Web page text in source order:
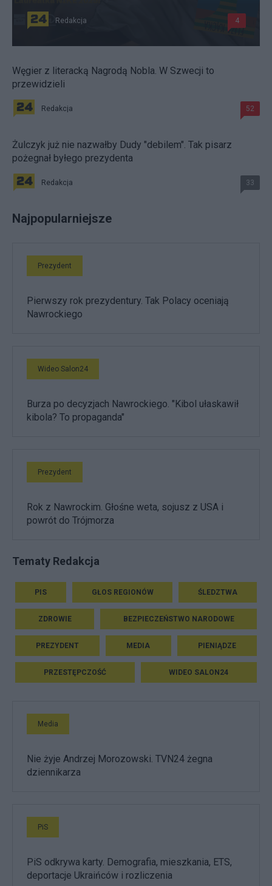
Redakcja 4
Węgier z literacką Nagrodą Nobla. W Szwecji to
przewidzieli
Redakcja 52
Żulczyk już nie nazwałby Dudy "debilem". Tak pisarz
pożegnał byłego prezydenta
Redakcja 33
Najpopularniejsze
Prezydent
Pierwszy rok prezydentury. Tak Polacy oceniają
Nawrockiego
Wideo Salon24
Burza po decyzjach Nawrockiego. "Kibol ułaskawił
kibola? To propaganda"
Prezydent
Rok z Nawrockim. Głośne weta, sojusz z USA i
powrót do Trójmorza
Tematy Redakcja
PIS GŁOS REGIONÓW ŚLEDZTWA
ZDROWIE BEZPIECZEŃSTWO NARODOWE
PREZYDENT MEDIA PIENIĄDZE
PRZESTĘPCZOŚĆ WIDEO SALON24
Media
Nie żyje Andrzej Morozowski. TVN24 żegna
dziennikarza
PiS
PiS odkrywa karty. Demografia, mieszkania, ETS,
deportacje Ukraińców i rozliczenia